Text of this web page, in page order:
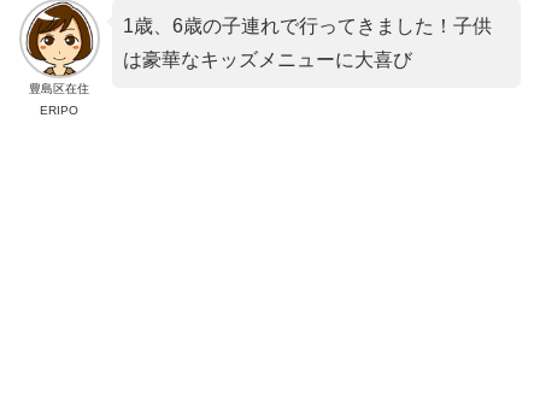
豊島区在住
ERIPO
1歳、6歳の子連れで行ってきました！子供
は豪華なキッズメニューに大喜び